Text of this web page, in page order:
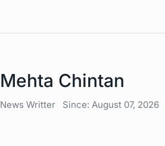
Mehta Chintan
News Writter Since: August 07, 2026